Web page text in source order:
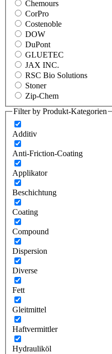
Chemours
CorPro
Costenoble
DOW
DuPont
GLUETEC
JAX INC.
RSC Bio Solutions
Stoner
Zip-Chem
Filter by Produkt-Kategorien
Additiv
Anti-Friction-Coating
Applikator
Beschichtung
Coating
Compound
Dispersion
Diverse
Fett
Gleitmittel
Haftvermittler
Hydrauliköl